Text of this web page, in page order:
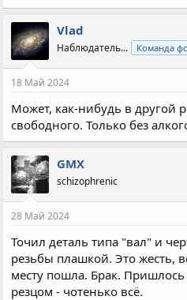
Vlad
Наблюдатель... Команда
18 Май 2024
Может, как-нибудь в другой
свободного. Только без
GMX
schizophrenic
28 Май 2024
Точил деталь типа "вал" и
резьбы плашкой. Это жесть,
месту пошла. Брак. Пришлось
резцом - чотенько всё.